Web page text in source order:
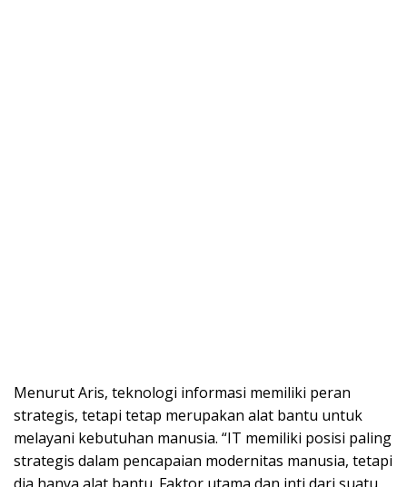
Menurut Aris, teknologi informasi memiliki peran
strategis, tetapi tetap merupakan alat bantu untuk
melayani kebutuhan manusia. “IT memiliki posisi paling
strategis dalam pencapaian modernitas manusia, tetapi
dia hanya alat bantu. Faktor utama dan inti dari suatu